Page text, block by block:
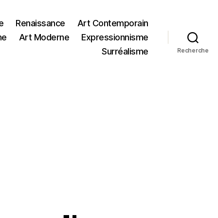
Renaissance
Art Contemporain
Art Moderne
Expressionnisme
Surréalisme
Recherche